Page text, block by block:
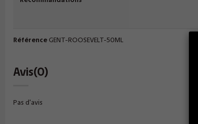
Référence GENT-ROOSEVELT-50ML
Avis(0)
Pas d'avis